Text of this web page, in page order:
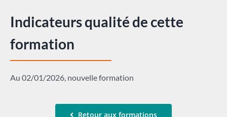
Indicateurs qualité de cette
formation
Au 02/01/2026, nouvelle formation
Retour aux formations